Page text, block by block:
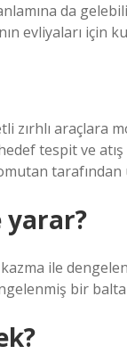
da
evliyaları için
zırhlı
tespit ve
yarar?
ile
bir balta